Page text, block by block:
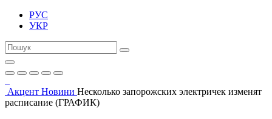
РУС
УКР
Акцент Новини Несколько запорожских электричек изменят
расписание (ГРАФИК)